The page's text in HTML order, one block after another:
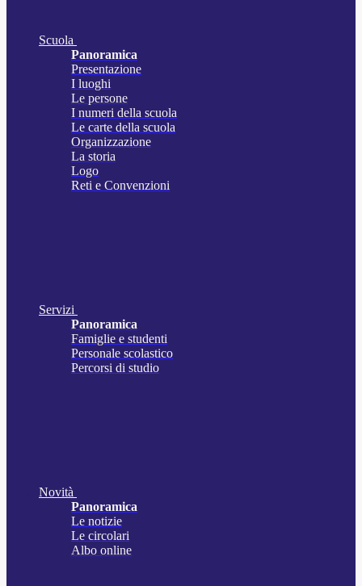
Scuola
Panoramica
Presentazione
I luoghi
Le persone
I numeri della scuola
Le carte della scuola
Organizzazione
La storia
Logo
Reti e Convenzioni
Servizi
Panoramica
Famiglie e studenti
Personale scolastico
Percorsi di studio
Novità
Panoramica
Le notizie
Le circolari
Albo online